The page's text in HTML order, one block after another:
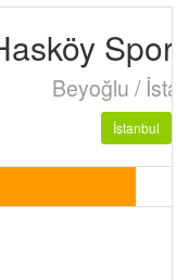
Spor
Beyoğlu /
İstanbul